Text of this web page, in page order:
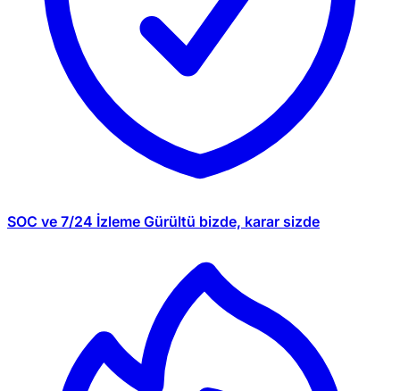
SOC ve 7/24 İzleme Gürültü bizde, karar sizde